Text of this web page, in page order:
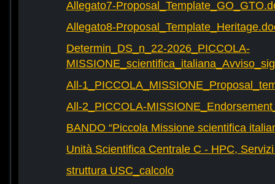
Allegato7-
Allegato8-
Determin_DS_n_22-2026_PICCOLA-
All-
All-2_PICCOLA-
BANDO “Piccola Missione scientifica
Unità Scientifica Centrale C - HPC,
struttura USC_calcolo